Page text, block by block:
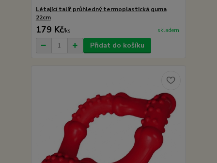
Létající talíř průhledný termoplastická guma
22cm
179 Kč/ks skladem
Přidat do košíku